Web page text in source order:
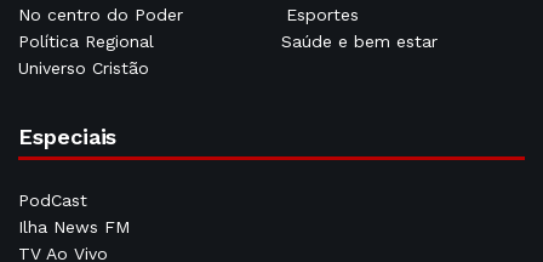
No centro do Poder
Esportes
Política Regional
Saúde e bem estar
Universo Cristão
Especiais
PodCast
Ilha News FM
TV Ao Vivo